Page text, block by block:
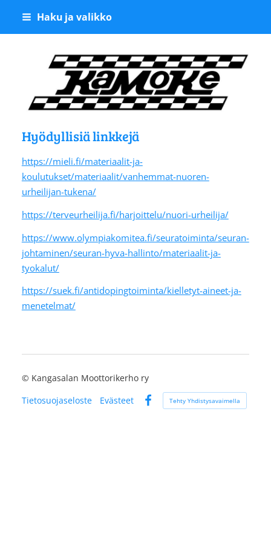
Siirry
Haku ja valikko
Kangasalan
Hyödyllisiä linkkejä
https://mieli.fi/materiaalit-ja-
koulutukset/materiaalit/vanhemmat-nuoren-
urheilijan-tukena/
https://terveurheilija.fi/harjoittelu/nuori-urheilija/
https://www.olympiakomitea.fi/seuratoiminta/seuran-
johtaminen/seuran-hyva-hallinto/materiaalit-ja-
tyokalut/
https://suek.fi/antidopingtoiminta/kielletyt-aineet-ja-
menetelmat/
© Kangasalan Moottorikerho ry
Tietosuojaseloste
Evästeet
Facebook
Tehty Yhdistysavaimella